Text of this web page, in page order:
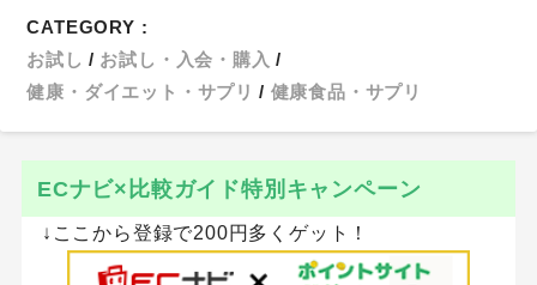
CATEGORY :
お試し
お試し・入会・購入
健康・ダイエット・サプリ
健康食品・サプリ
ECナビ×比較ガイド特別キャンペーン
↓ここから登録で200円多くゲット！